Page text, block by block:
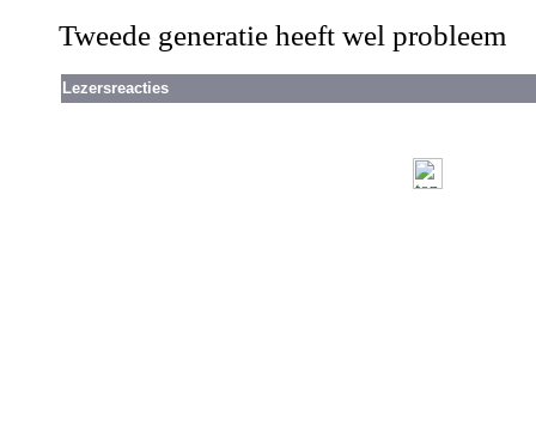
Tweede generatie heeft wel probleem
Lezersreacties